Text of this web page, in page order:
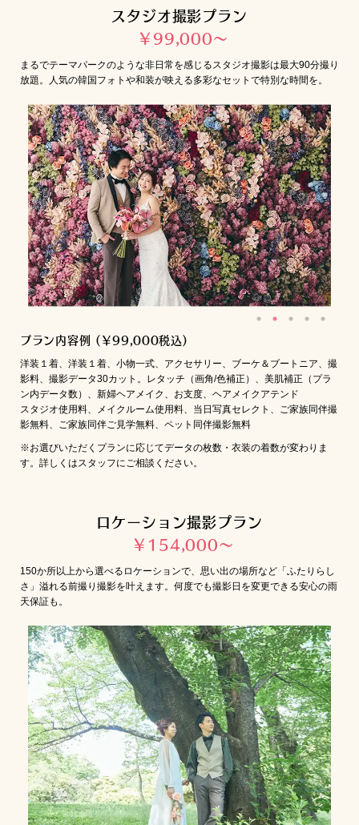
スタジオ撮影プラン
￥99,000〜
まるでテーマパークのような非日常を感じるスタジオ撮影は最大90分撮り
放題。人気の韓国フォトや和装が映える多彩なセットで特別な時間を。
プラン内容例 (￥99,000税込)
洋装１着、洋装１着、小物一式、アクセサリー、ブーケ＆ブートニア、撮
影料、撮影データ30カット。レタッチ（画角/色補正）、美肌補正（プラ
ン内データ数）、新婦ヘアメイク、お支度、ヘアメイクアテンド
スタジオ使用料、メイクルーム使用料、当日写真セレクト、ご家族同伴撮
影無料、ご家族同伴ご見学無料、ペット同伴撮影無料
※お選びいただくプランに応じてデータの枚数・衣装の着数が変わりま
す。詳しくはスタッフにご相談ください。
ロケーション撮影プラン
￥154,000〜
150か所以上から選べるロケーションで、思い出の場所など「ふたりらし
さ」溢れる前撮り撮影を叶えます。何度でも撮影日を変更できる安心の雨
天保証も。